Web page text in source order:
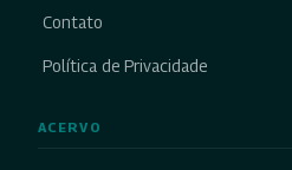
Contato
Política de Privacidade
ACERVO